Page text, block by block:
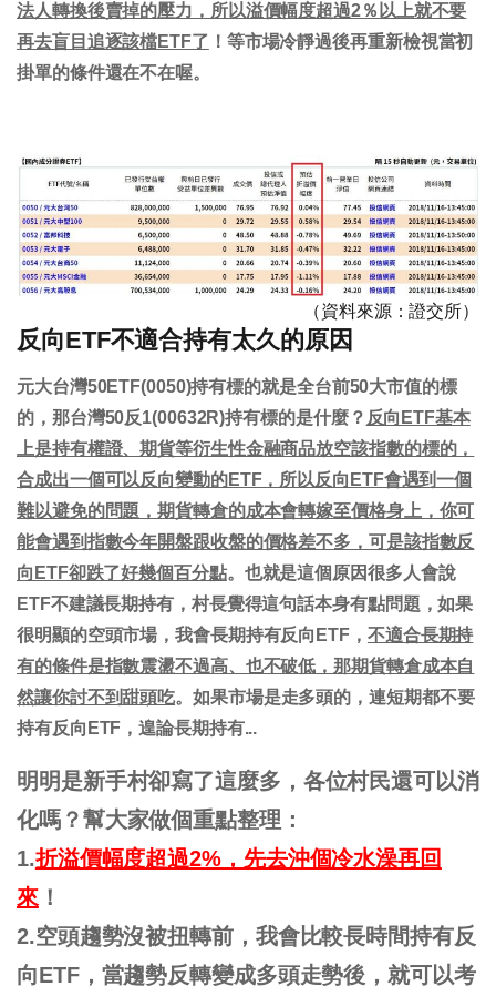
法人轉換後賣掉的壓力，所以溢價幅度超過2％以上就不要
再去盲目追逐該檔ETF了 ！等市場冷靜過後再重新檢視當初
掛單的條件還在不在喔。
（資料來源：證交所）
反向ETF不適合持有太久的原因
元大台灣50ETF(0050)持有標的就是全台前50大市值的標
的，那台灣50反1(00632R)持有標的是什麼？ 反向ETF基本
上是持有權證、期貨等衍生性金融商品放空該指數的標的，
合成出一個可以反向變動的ETF，所以反向ETF會遇到一個
難以避免的問題，期貨轉倉的成本會轉嫁至價格身上，你可
能會遇到指數今年開盤跟收盤的價格差不多，可是該指數反
向ETF卻跌了好幾個百分點。也就是這個原因很多人會說
ETF不建議長期持有，村長覺得這句話本身有點問題，如果
很明顯的空頭市場，我會長期持有反向ETF， 不適合長期持
有的條件是指數震盪不過高、也不破低，那期貨轉倉成本自
然讓你討不到甜頭吃。如果市場是走多頭的，連短期都不要
持有反向ETF，遑論長期持有...
明明是新手村卻寫了這麼多，各位村民還可以消
化嗎？幫大家做個重點整理：
1.折溢價幅度超過2%，先去沖個冷水澡再回
來！
2.空頭趨勢沒被扭轉前，我會比較長時間持有反
向ETF，當趨勢反轉變成多頭走勢後，就可以考